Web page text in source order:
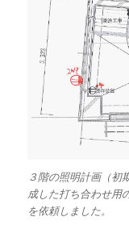
３階の照明計画（初
成した打ち合わせ用
を依頼しました。